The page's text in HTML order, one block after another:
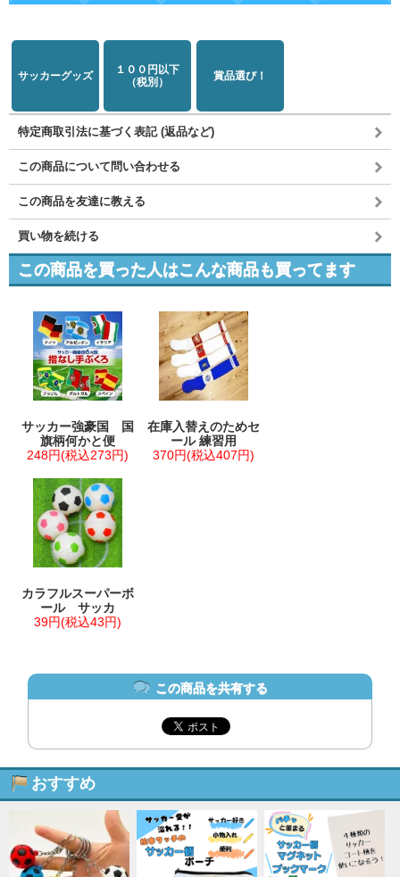
サッカーグッズ
１００円以下
（税別）
賞品選び！
特定商取引法に基づく表記 (返品など)
この商品について問い合わせる
この商品を友達に教える
買い物を続ける
この商品を買った人はこんな商品も買ってます
サッカー強豪国 国
旗柄何かと便
248円(税込273円)
在庫入替えのためセ
ール 練習用
370円(税込407円)
カラフルスーパーボ
ール サッカ
39円(税込43円)
この商品を共有する
おすすめ